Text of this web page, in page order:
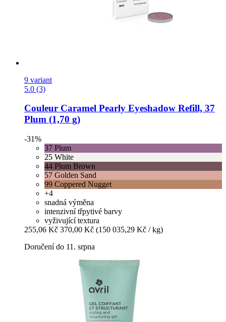
9 variant
5.0 (3)
Couleur Caramel Pearly Eyeshadow Refill, 37
Plum (1,70 g)
-31%
37 Plum
25 White
44 Plum Brown
57 Golden Sand
99 Coppered Nugget
+4
snadná výměna
intenzivní třpytivé barvy
vyživující textura
255,06 Kč 370,00 Kč (150 035,29 Kč / kg)
Doručení do 11. srpna